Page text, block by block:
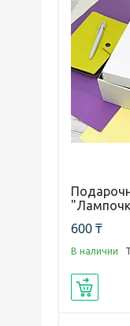
600 ₸
В наличии